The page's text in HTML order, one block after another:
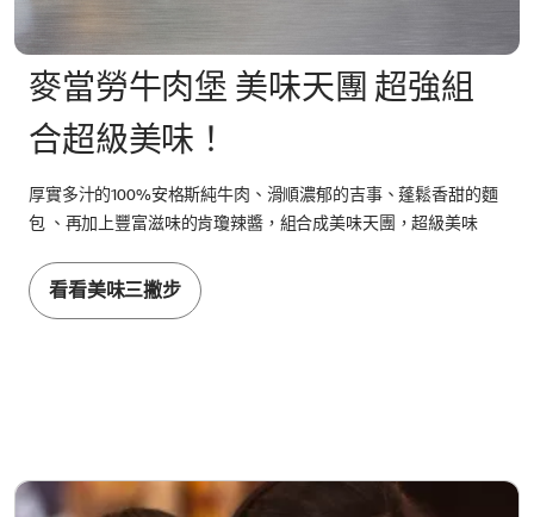
麥當勞牛肉堡 美味天團 超強組
合超級美味！
厚實多汁的100%安格斯純牛肉、滑順濃郁的吉事、蓬鬆香甜的麵
包 、再加上豐富滋味的肯瓊辣醬，組合成美味天團，超級美味
看看美味三撇步